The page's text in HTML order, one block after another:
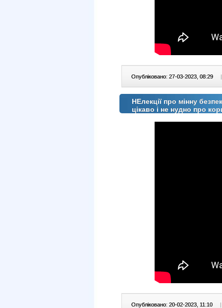
Опубліковано: 27-03-2023, 08:29 |
НЕлекції про мінну
цікаво і не нудно про
Опубліковано: 20-02-2023, 11:10 |